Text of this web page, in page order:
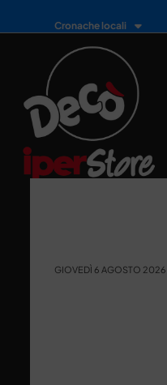
Cronache locali
GIOVEDÌ 6 AGOSTO 2026